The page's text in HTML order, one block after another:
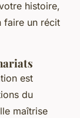
histoire,
faire un récit
est
du
maîtrise